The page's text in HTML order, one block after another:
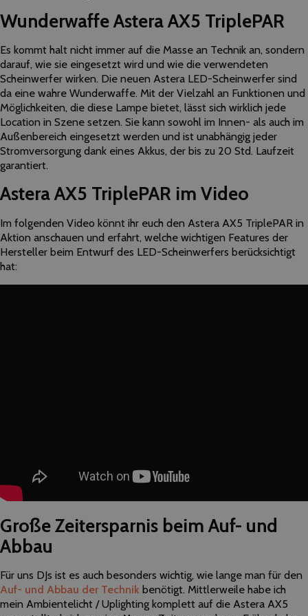
Wunderwaffe Astera AX5 TriplePAR
Es kommt halt nicht immer auf die Masse an Technik an, sondern
darauf, wie sie eingesetzt wird und wie die verwendeten
Scheinwerfer wirken. Die neuen Astera LED-Scheinwerfer sind
da eine wahre Wunderwaffe. Mit der Vielzahl an Funktionen und
Möglichkeiten, die diese Lampe bietet, lässt sich wirklich jede
Location in Szene setzen. Sie kann sowohl im Innen- als auch im
Außenbereich eingesetzt werden und ist unabhängig jeder
Stromversorgung dank eines Akkus, der bis zu 20 Std. Laufzeit
garantiert.
Astera AX5 TriplePAR im Video
Im folgenden Video könnt ihr euch den Astera AX5 TriplePAR in
Aktion anschauen und erfahrt, welche wichtigen Features der
Hersteller beim Entwurf des LED-Scheinwerfers berücksichtigt
hat:
Große Zeitersparnis beim Auf- und
Abbau
Für uns DJs ist es auch besonders wichtig, wie lange man für den
Auf- und Abbau der Technik benötigt. Mittlerweile habe ich
mein Ambientelicht / Uplighting komplett auf die Astera AX5